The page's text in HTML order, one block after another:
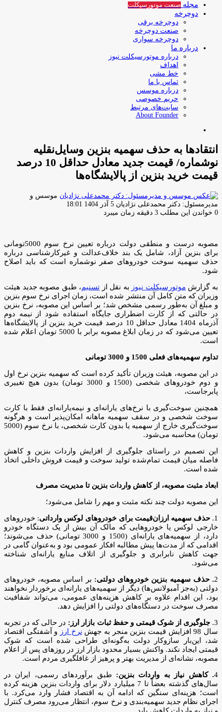
مجله صنعت موتورسیکلت
دوچرخه
دوچرخه برقی
صنعت دوچرخه
دوچرخه سواری
درباره ما
درباره موتورسیکلت نیوز
اهداف
خط مشی
تماس با ما
درباره موسس
حریم خصوصی
سایت‌های مرتبط
About Founder
انتقادها به حذف سهمیه بنزین وسایل‌نقلیه
نوشماره/ قیمت جدید معادل حداقل 10 درصد
قیمت خرید بنزین از پالایشگاه‌ها
موسس و
مدیرمسئول: دکتر محمدعلی نژادیان ارسال
ایمیل
5 آذر 1404 18:01
0 خواندن این مطلب 3 دقیقه زمان میبرد
مصوبه درست و منطقی دولت درباره تعیین نرخ سوم 5000تومانی
برای بنزین آزاد، شامل یک بند خلاف‌عدالت و غیرکارشناسی درباره
حذف سهمیه سوخت خودروهای صفر نوشماره است که باید اصلاح
شود.
به گزارش موتورسیکلت نیوز به نقل از تسنیم، طبق مصوبه جدید هیئت
وزیران که متن کامل آن منتشر شده است، زمان اجرای نرخ سوم بنزین
و مبلغ آن به‌طور رسمی مشخص شد؛ بر اساس این مصوبه، نرخ بنزین
در حالتی که از کارت اضطراری جایگاه استفاده شود از نیمه دوم
آذرماه 1404 معادل حداقل 10 درصد قیمت خرید بنزین از پالایشگاه‌ها
تعیین می‌شود که در زمان ابلاغ مصوبه برابر با 5000 تومان اعلام شده
است.
تداوم سهمیه‌های فعلی 1500 و 3000 تومانی
در این مصوبه، هیئت وزیران تأکید کرده است که سهمیه بنزین نرخ اول
و دوم خودروهای شخصی (1500 و 3000 تومان) بدون هیچ تغییری
پابرجاست،
همچنین سوخت‌گیری با نرخ‌های یارانه‌ای و نیمه‌یارانه‌ای فقط با کارت
سوخت شخصی و در سقف سهمیه ماهانه امکان‌پذیر است و هرگونه
سوخت‌گیری خارج از سهمیه یا بدون کارت شخصی، با نرخ سوم (5000
تومان) محاسبه می‌شود.
این تصمیم در راستای جلوگیری از افزایش واردات بنزین و کاهش
فاصله میان قیمت تمام‌شده تولید سوخت و قیمت فروش داخلی اتخاذ
شده است.
ابعاد مثبت مصوبه، از کاهش واردات بنزین تا مدیریت مصرف
این مصوبه دولت چند نکته مثبت و مهم را شامل می‌شود؛
1. حذف سهمیه ارزان‌قیمت برای خودروهای لوکس وارداتی: خودروهای
خارجی لوکس یا خودروهایی که مالک آن بیش از یک دستگاه خودرو
دارد، از سهمیه‌های یارانه‌ای (1500 و 3000 تومانی) حذف می‌شوند؛
اقدامی که از مدت‌ها پیش مطالبه افکار عمومی بود و به‌عنوان گامی در
جهت کاهش نابرابری و جلوگیری از اتلاف منابع یارانه‌ای شناخته
می‌شود.
2. حذف سهمیه بنزین خودروهای دولتی: بر اساس مصوبه، خودروهای
دولتی (به‌جز آمبولانس‌ها) دیگر از سهمیه‌های یارانه‌ای برخوردار نخواهند
بود، این اقدام علاوه بر کاهش هزینه‌های عمومی، می‌تواند شفافیت
مصرف سوخت در دستگاه‌های دولتی را افزایش دهد.
3. جلوگیری از شوک قیمتی و حفظ ثبات بازار ارز: در حالی که در تجربه
سال 98 افزایش قیمت بنزین منجر به جهش
نرخ ارز
و آشفتگی اقتصاد
شد، این‌بار سازوکار دولت به‌گونه‌ای طراحی شده است که شوک
قیمتی ایجاد نکند. واکنش بسیار محدود بازار ارز در روزهای پس از اعلام
مصوبه، نشانه‌ای از مدیریت بهتر و پرهیز از غافلگیری مردم است.
4. کاهش نیاز به واردات بنزین: طبق برآوردهای رسمی، ایران در
سال‌های گذشته بعضاً تا 7 میلیارد دلار برای واردات بنزین هزینه کرده
است؛ هزینه‌ای سنگین که ادامه آن به اقتصاد فشار وارد می‌کرد. با
اجرای نظام جدید سهمیه‌بندی و نرخ سوم، انتظار می‌رود مصرف کنترل
و نیاز به واردات کاهش یابد.